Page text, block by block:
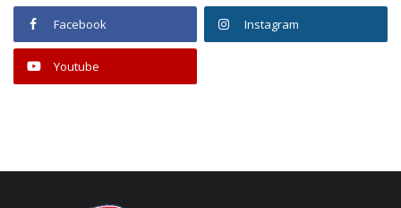
Facebook Instagram
Youtube